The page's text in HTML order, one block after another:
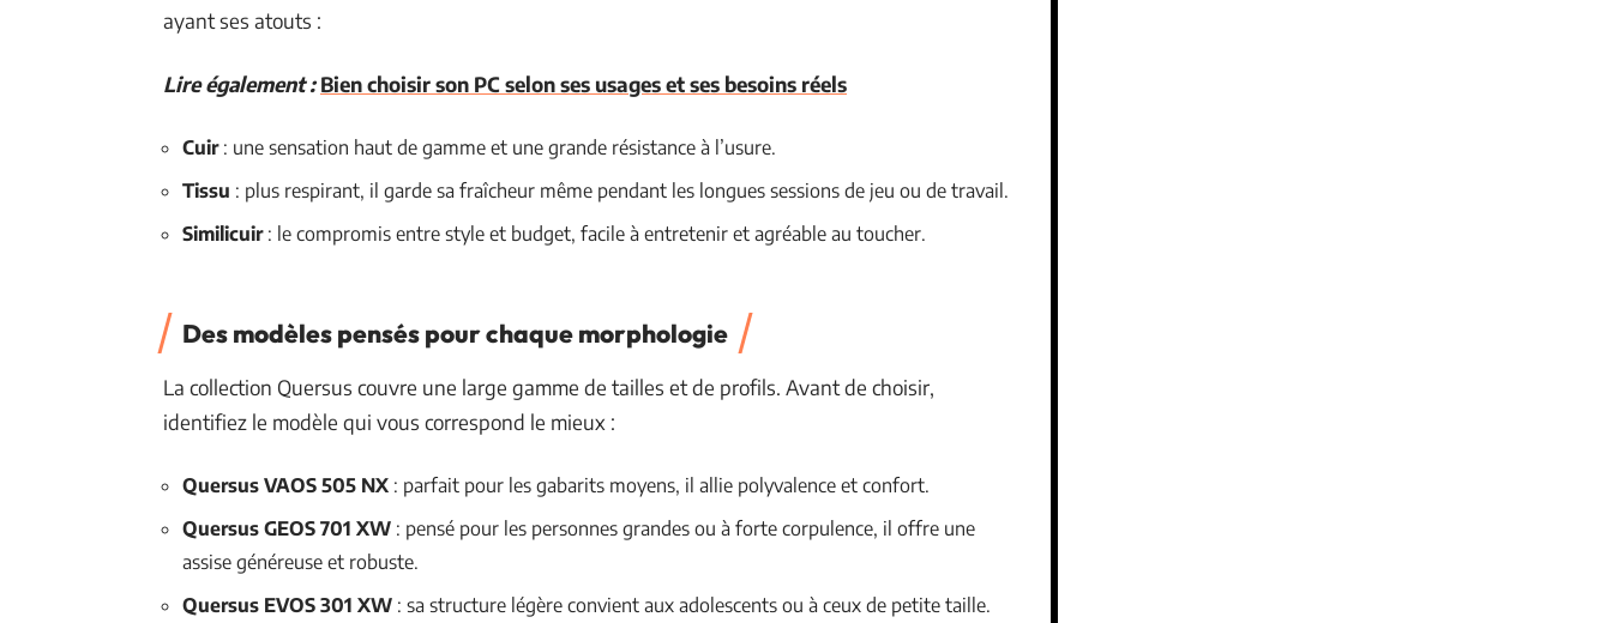
ayant ses atouts :
Lire également : Bien choisir son PC selon ses usages et ses besoins réels
Cuir: une sensation haut de gamme et une grande résistance à l’usure.
Tissu : plus respirant, il garde sa fraîcheur même pendant les longues sessions de jeu ou de travail.
Similicuir: le compromis entre style et budget, facile à entretenir et agréable au toucher.
Des modèles pensés pour chaque morphologie
La collection Quersus couvre une large gamme de tailles et de profils. Avant de choisir,
identifiez le modèle qui vous correspond le mieux :
Quersus VAOS 505 NX : parfait pour les gabarits moyens, il allie polyvalence et confort.
Quersus GEOS 701 XW : pensé pour les personnes grandes ou à forte corpulence, il offre une
assise généreuse et robuste.
Quersus EVOS 301 XW : sa structure légère convient aux adolescents ou à ceux de petite taille.